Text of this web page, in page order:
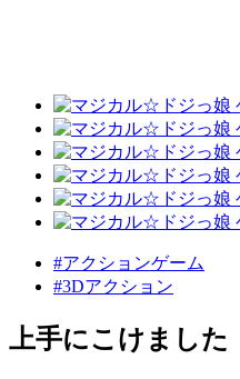
#アクションゲーム
#3Dアクション
上手にこけました